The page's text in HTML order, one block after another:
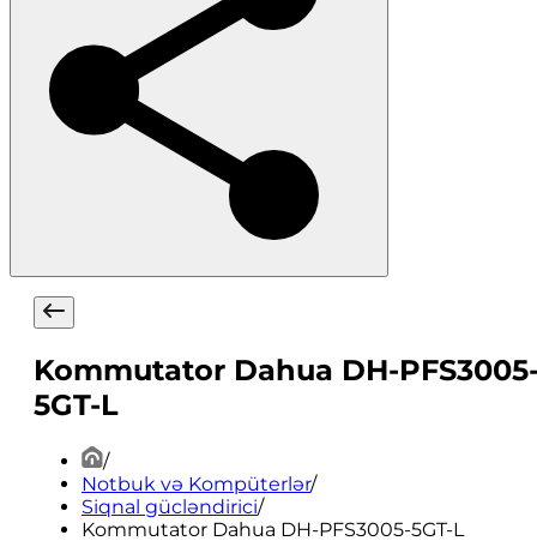
Kommutator Dahua DH-
5GT-L
/
Notbuk və Kompüterlər/
Siqnal gücləndirici/
Kommutator Dahua DH-PFS3005-5GT-L